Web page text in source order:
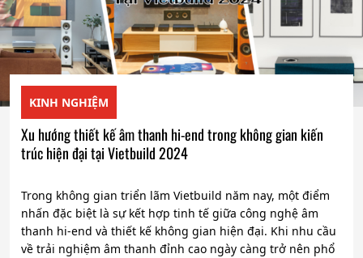
KINH NGHIỆM
Xu hướng thiết kế âm thanh hi-end trong không gian kiến
trúc hiện đại tại Vietbuild 2024
Trong không gian triển lãm Vietbuild năm nay, một điểm
nhấn đặc biệt là sự kết hợp tinh tế giữa công nghệ âm
thanh hi-end và thiết kế không gian hiện đại. Khi nhu cầu
về trải nghiệm âm thanh đỉnh cao ngày càng trở nên phổ